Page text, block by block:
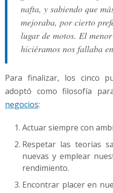
nafta, y sabiendo que
mejoraba, por cierto
lugar de motos. El
hiciéramos nos fallaba
Para finalizar, los cinco
adoptó como filosofía
negocios:
Actuar siempre con
Respetar las teorías
nuevas y emplear
rendimiento.
Encontrar placer en